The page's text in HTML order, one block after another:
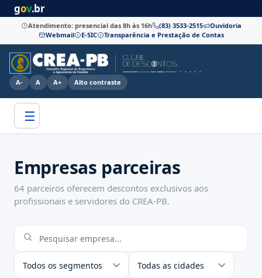
gov.br
Atendimento: presencial das 8h às 16h (83) 3533-2515
Ouvidoria
Webmail
E-SIC Transparência e Prestação de Contas
A- A A+ Alto contraste
☰
Empresas parceiras
64 parceiros oferecem descontos exclusivos aos
profissionais e servidores do CREA-PB.